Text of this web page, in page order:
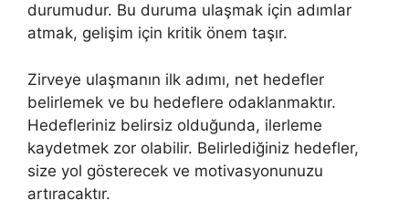
durumudur. Bu duruma ulaşmak için adımlar
atmak, gelişim için kritik önem taşır.
Zirveye ulaşmanın ilk adımı, net hedefler
belirlemek ve bu hedeflere odaklanmaktır.
Hedefleriniz belirsiz olduğunda, ilerleme
kaydetmek zor olabilir. Belirlediğiniz hedefler,
size yol gösterecek ve motivasyonunuzu
artıracaktır.